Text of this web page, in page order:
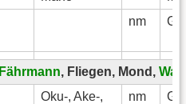
nm
Fährmann, Fliegen, Mond,
Oku-, Ake-,
nm